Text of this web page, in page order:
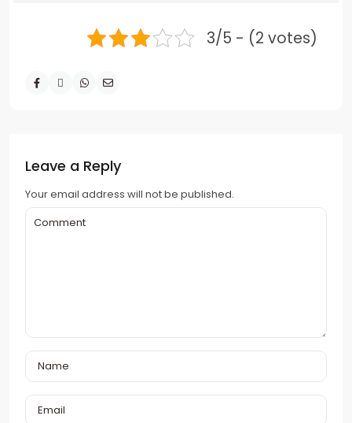
3/5 - (2 votes)
Leave a Reply
Your email address will not be published.